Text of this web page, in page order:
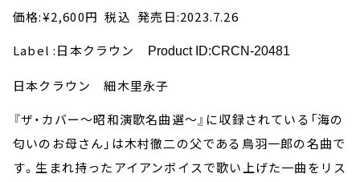
価格:¥2,600円 税込 発売日:2023.7.26
Label :日本クラウン
Product ID:CRCN-20481
日本クラウン 細木里永子
『ザ・カバー～昭和演歌名曲選～』に収録されている「海の
匂いのお母さん」は木村徹二の父である鳥羽一郎の名曲で
す。生まれ持ったアイアンボイスで歌い上げた一曲をリス